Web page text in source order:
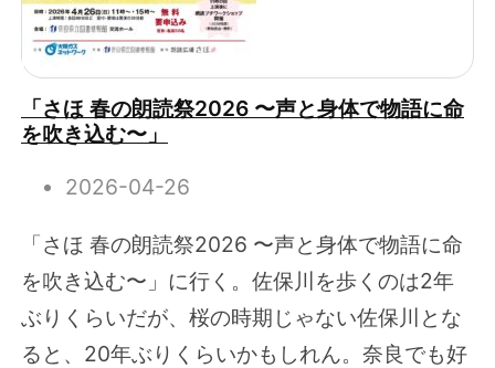
「さほ 春の朗読祭2026 〜声と身体で物語に命
を吹き込む〜」
2026-04-26
「さほ 春の朗読祭2026 〜声と身体で物語に命
を吹き込む〜」に行く。佐保川を歩くのは2年
ぶりくらいだが、桜の時期じゃない佐保川とな
ると、20年ぶりくらいかもしれん。奈良でも好